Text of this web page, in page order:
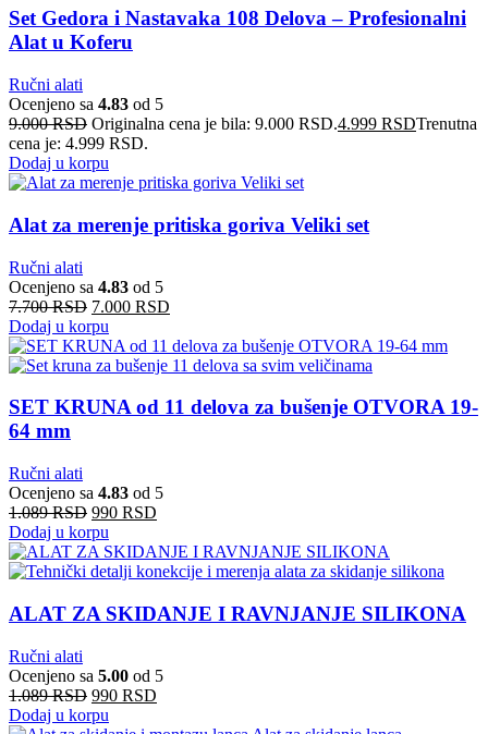
Set Gedora i Nastavaka 108 Delova – Profesionalni
Alat u Koferu
Ručni alati
Ocenjeno sa 4.83 od 5
9.000RSD Originalna cena je bila: 9.000 RSD.4.999 RSDTrenutna
cena je: 4.999 RSD.
Dodaj u korpu
Alat za merenje pritiska goriva Veliki set
Ručni alati
Ocenjeno sa 4.83 od 5
7.700RSD 7.000 RSD
Dodaj u korpu
SET KRUNA od 11 delova za bušenje OTVORA 19-
64 mm
Ručni alati
Ocenjeno sa 4.83 od 5
1.089RSD 990 RSD
Dodaj u korpu
ALAT ZA SKIDANJE I RAVNJANJE SILIKONA
Ručni alati
Ocenjeno sa 5.00 od 5
1.089RSD 990 RSD
Dodaj u korpu